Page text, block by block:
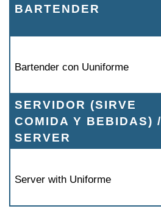
BARTENDER
Bartender con Uuniforme
SERVIDOR (SIRVE
COMIDA Y BEBIDAS) /
SERVER
Server with Uniforme